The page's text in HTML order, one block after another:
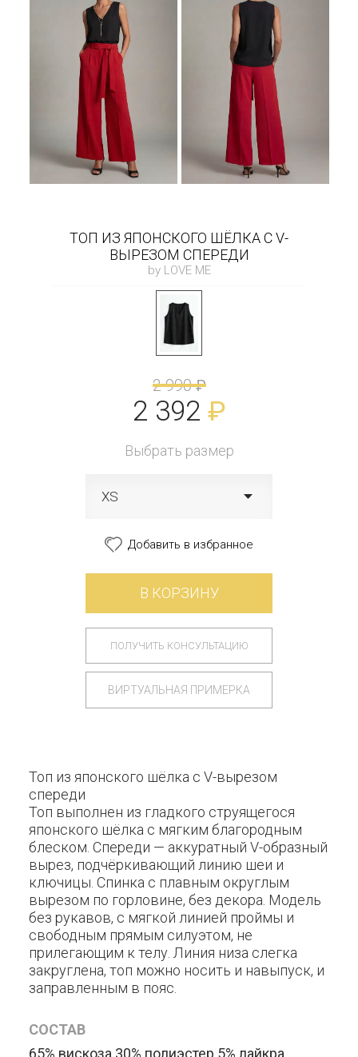
ТОП ИЗ ЯПОНСКОГО ШЁЛКА С V-
ВЫРЕЗОМ СПЕРЕДИ
by LOVE ME
2 990 ₽
2 392 ₽
Выбрать размер
XS
Добавить в избранное
В КОРЗИНУ
ПОЛУЧИТЬ КОНСУЛЬТАЦИЮ
ВИРТУАЛЬНАЯ ПРИМЕРКА
Топ из японского шёлка с V-вырезом
спереди
Топ выполнен из гладкого струящегося
японского шёлка с мягким благородным
блеском. Спереди — аккуратный V-образный
вырез, подчёркивающий линию шеи и
ключицы. Спинка с плавным округлым
вырезом по горловине, без декора. Модель
без рукавов, с мягкой линией проймы и
свободным прямым силуэтом, не
прилегающим к телу. Линия низа слегка
закруглена, топ можно носить и навыпуск, и
заправленным в пояс.
СОСТАВ